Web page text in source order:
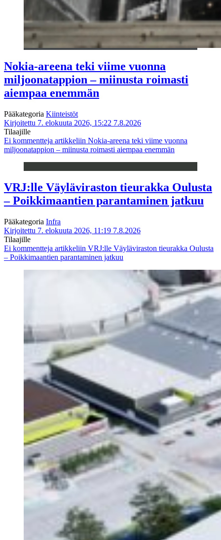
Nokia-areena teki viime vuonna
miljoonatappion – miinusta roimasti
aiempaa enemmän
Pääkategoria Kiinteistöt
Kirjoitettu 7. elokuuta 2026, 15:22 7.8.2026
Tilaajille
Ei kommentteja artikkeliin Nokia-areena teki viime vuonna
miljoonatappion – miinusta roimasti aiempaa enemmän
VRJ:lle Väyläviraston tieurakka Oulusta
– Poikkimaantien parantaminen jatkuu
Pääkategoria Infra
Kirjoitettu 7. elokuuta 2026, 11:19 7.8.2026
Tilaajille
Ei kommentteja artikkeliin VRJ:lle Väyläviraston tieurakka Oulusta
– Poikkimaantien parantaminen jatkuu